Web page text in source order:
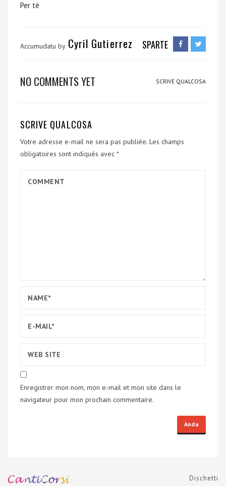
Per tè
Accumudatu by Cyril Gutierrez SPARTE
NO COMMENTS YET SCRIVE QUALCOSA
SCRIVE QUALCOSA
Votre adresse e-mail ne sera pas publiée. Les champs
obligatoires sont indiqués avec *
Enregistrer mon nom, mon e-mail et mon site dans le
navigateur pour mon prochain commentaire.
Dischetti